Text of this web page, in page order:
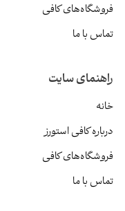
کافی
با ما
سایت
کافی استورز
کافی
با ما